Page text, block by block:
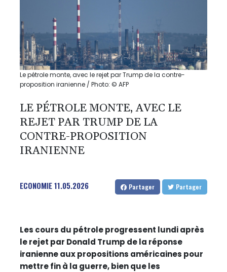
Le pétrole monte, avec le rejet par Trump de la contre-
proposition iranienne / Photo: © AFP
LE PÉTROLE MONTE, AVEC LE
REJET PAR TRUMP DE LA
CONTRE-PROPOSITION
IRANIENNE
ECONOMIE11.05.2026 Partager Partager
Les cours du pétrole progressent lundi après
le rejet par Donald Trump de la réponse
iranienne aux propositions américaines pour
mettre fin à la guerre, bien que les